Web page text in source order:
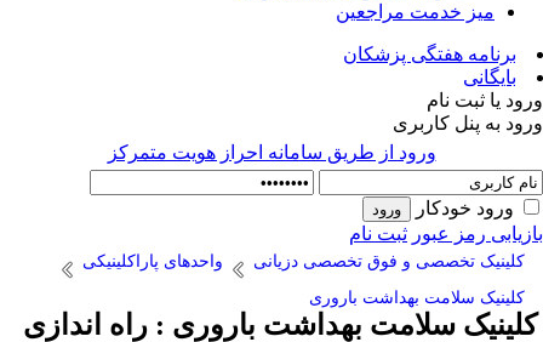
میز خدمت مراجعین
برنامه هفتگی پزشکان
بایگانی
یا ثبت نام
به پنل کاربری
ورود از طريق سامانه احراز هويت متمركز
ورود خودکار
رمز عبور ثبت نام
کلینیک تخصصی و فوق تخصصی دزیانی
واحدهای پاراکلینیکی
کلینیک سلامت بهداشت باروری
سلامت بهداشت باروری : راه اندازی